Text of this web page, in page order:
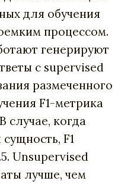
для обучения
процессом.
генерируют
с supervised
размеченного
F1-метрика
случае, когда
F1
Unsupervised
лучше, чем